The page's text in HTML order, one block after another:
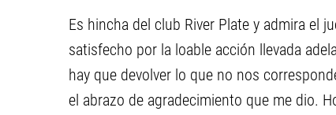
Es hincha del club River Plate y admira el
satisfecho por la loable acción llevada
hay que devolver lo que no nos
el abrazo de agradecimiento que me dio.